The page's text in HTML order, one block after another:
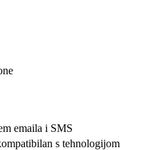
emaila i SMS
s tehnologijom